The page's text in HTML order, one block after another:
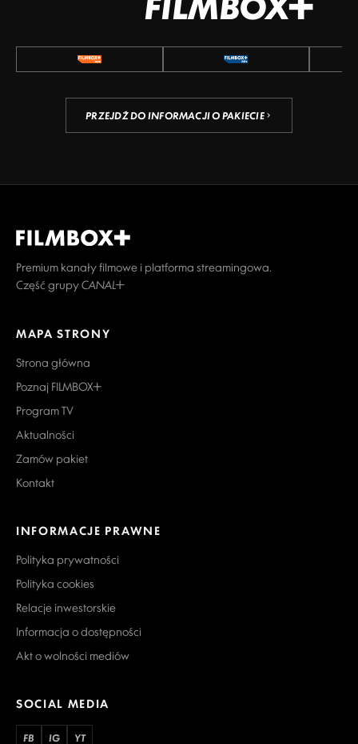
PRZEJDŹ DO INFORMACJI O PAKIECIE
Premium kanały filmowe i platforma streamingowa.
Część grupy CANAL+
MAPA STRONY
Strona główna
Poznaj FILMBOX+
Program TV
Aktualności
Zamów pakiet
Kontakt
INFORMACJE PRAWNE
Polityka prywatności
Polityka cookies
Relacje inwestorskie
Informacja o dostępności
Akt o wolności mediów
SOCIAL MEDIA
FB IG YT